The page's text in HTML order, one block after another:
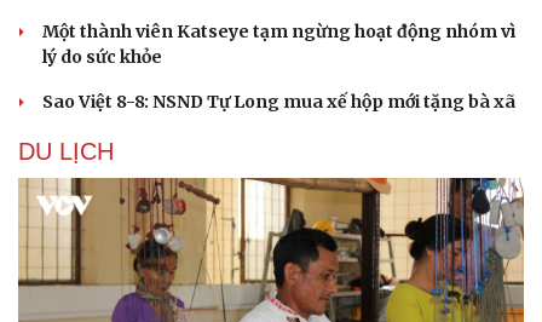
Một thành viên Katseye tạm ngừng hoạt động nhóm vì
lý do sức khỏe
Sao Việt 8-8: NSND Tự Long mua xế hộp mới tặng bà xã
DU LỊCH